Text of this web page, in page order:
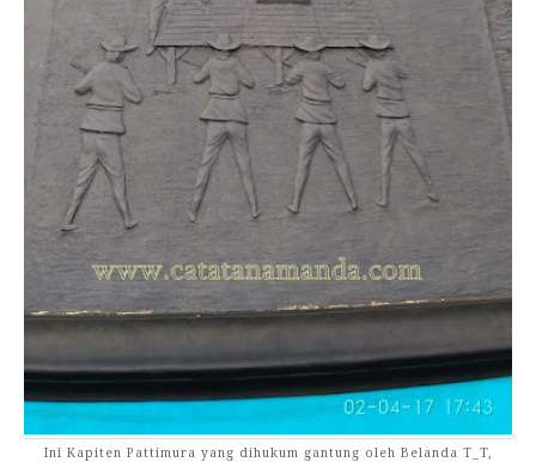
Ini Kapiten Pattimura yang dihukum gantung oleh Belanda T_T,